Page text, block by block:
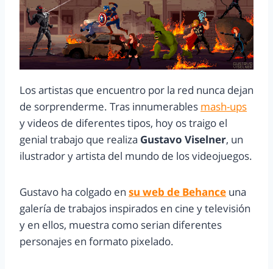
Los artistas que encuentro por la red nunca dejan
de sorprenderme. Tras innumerables mash-ups
y videos de diferentes tipos, hoy os traigo el
genial trabajo que realiza Gustavo Viselner, un
ilustrador y artista del mundo de los videojuegos.
Gustavo ha colgado en su web de Behance una
galería de trabajos inspirados en cine y televisión
y en ellos, muestra como serian diferentes
personajes en formato pixelado.